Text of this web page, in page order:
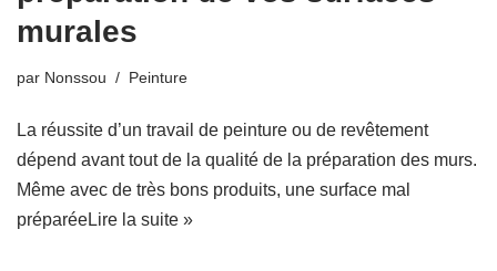
murales
par Nonssou Peinture
La réussite d’un travail de peinture ou de revêtement
dépend avant tout de la qualité de la préparation des murs.
Même avec de très bons produits, une surface mal
préparéeLire la suite »